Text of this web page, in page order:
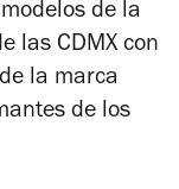
de la
las CDMX con
la marca
de los